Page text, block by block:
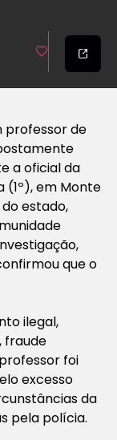
professor de
a oficial da
em Monte
estado,
que o
ilegal,
fraude
foi
excesso
da
pela polícia.